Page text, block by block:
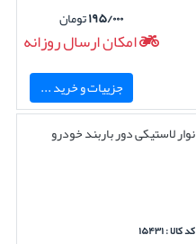
۱۹۵/۰۰۰تومان
امکان ارسال روزانه
جزییات و خرید ...
نوار لاستیکی دور باربند خودرو
کد کالا : ۱۵۴۳۱